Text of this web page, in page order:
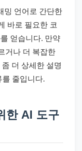
밍 언어로 간단한
바로 필요한 코
얻습니다. 만약
거나 더 복잡한
더 상세한 설명
줄입니다.
한 AI 도구